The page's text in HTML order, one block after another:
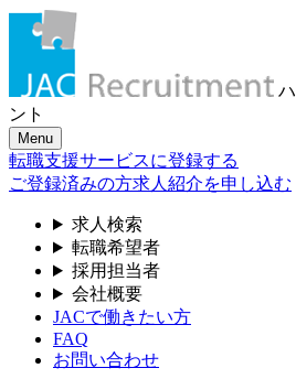
ント
Menu
転職支援サービスに登録する
ご登録済みの方求人紹介を申し込む
求人検索
転職希望者
採用担当者
会社概要
JACで働きたい方
FAQ
お問い合わせ